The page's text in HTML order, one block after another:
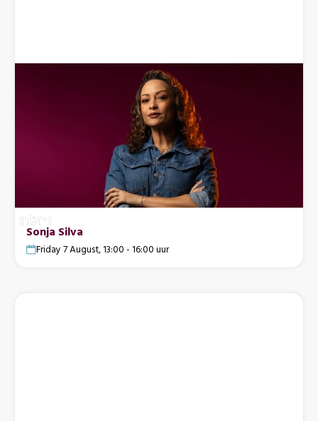
Sonja Silva
Friday 7 August, 13:00 - 16:00 uur